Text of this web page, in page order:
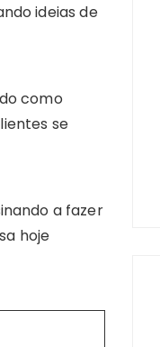
ideias de
como
se
a fazer
hoje